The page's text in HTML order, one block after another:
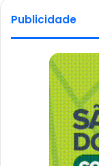
Publicidade